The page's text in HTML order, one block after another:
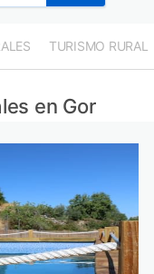
TURISMO RURAL
en Gor